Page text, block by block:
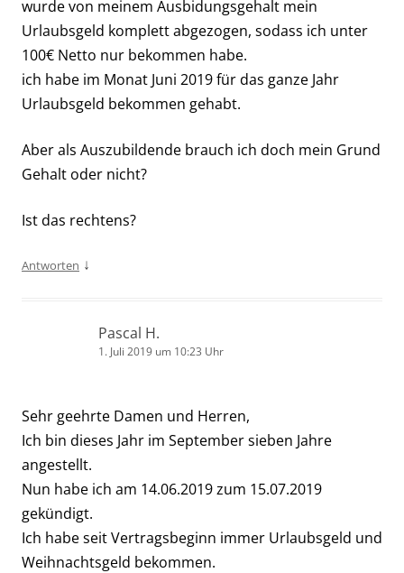
wurde von meinem Ausbidungsgehalt mein
Urlaubsgeld komplett abgezogen, sodass ich unter
100€ Netto nur bekommen habe.
ich habe im Monat Juni 2019 für das ganze Jahr
Urlaubsgeld bekommen gehabt.
Aber als Auszubildende brauch ich doch mein Grund
Gehalt oder nicht?
Ist das rechtens?
Antworten ↓
Pascal H.
1. Juli 2019 um 10:23 Uhr
Sehr geehrte Damen und Herren,
Ich bin dieses Jahr im September sieben Jahre
angestellt.
Nun habe ich am 14.06.2019 zum 15.07.2019
gekündigt.
Ich habe seit Vertragsbeginn immer Urlaubsgeld und
Weihnachtsgeld bekommen.